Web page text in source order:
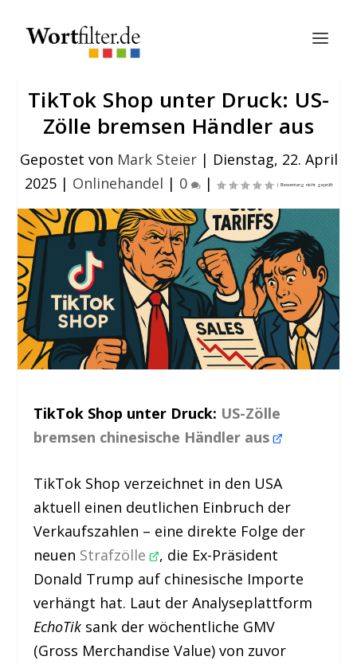
TikTok Shop unter Druck: US-
Zölle bremsen Händler aus
Gepostet von Mark Steier| Dienstag, 22. April
2025| Onlinehandel | 0 |
TikTok Shop unter Druck: US-Zölle
bremsen chinesische Händler aus
TikTok Shop verzeichnet in den USA
aktuell einen deutlichen Einbruch der
Verkaufszahlen – eine direkte Folge der
neuen Strafzölle , die Ex-Präsident
Donald Trump auf chinesische Importe
verhängt hat. Laut der Analyseplattform
EchoTik sank der wöchentliche GMV
(Gross Merchandise Value) von zuvor